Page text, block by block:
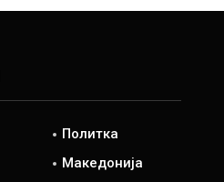
Политка
Македонија